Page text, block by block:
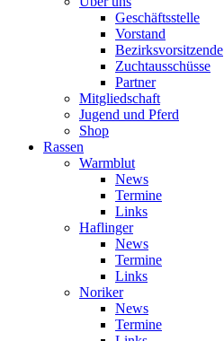
Geschäftsstelle
Vorstand
Bezirksvorsitzende
Zuchtausschüsse
Partner
Mitgliedschaft
Jugend und Pferd
Shop
Rassen
Warmblut
News
Termine
Links
Haflinger
News
Termine
Links
Noriker
News
Termine